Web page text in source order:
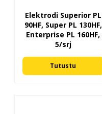
Elektrodi Superior PL
90HF, Super PL 130HF,
Enterprise PL 160HF,
5/srj
Tutustu